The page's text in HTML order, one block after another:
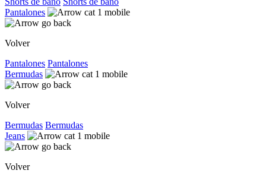
Pantalones
Volver
Pantalones Pantalones
Bermudas
Volver
Bermudas Bermudas
Jeans
Volver